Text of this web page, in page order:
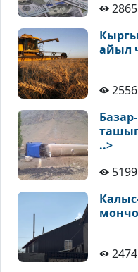
2865
айыл
2556
..>
5199
2474